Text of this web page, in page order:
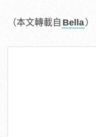
（本文轉載自 Bella）